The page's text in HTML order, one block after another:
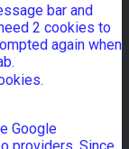
bar and
2 cookies to
again when
Google
providers. Since